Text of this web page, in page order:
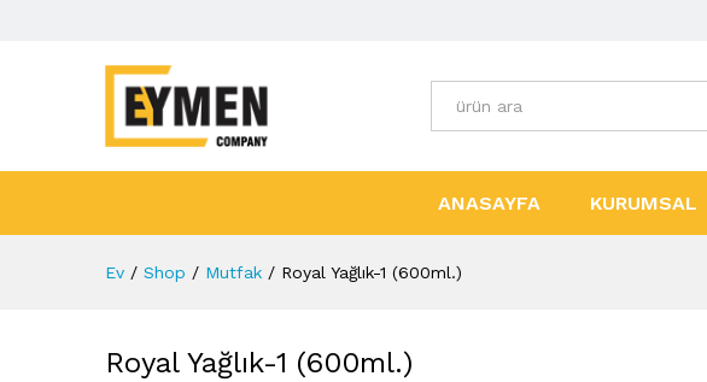
Tüm Kategoriler
ANASAYFA KURUMSAL
Ev / Shop / Mutfak / Royal Yağlık-1 (600ml.)
Royal Yağlık-1 (600ml.)